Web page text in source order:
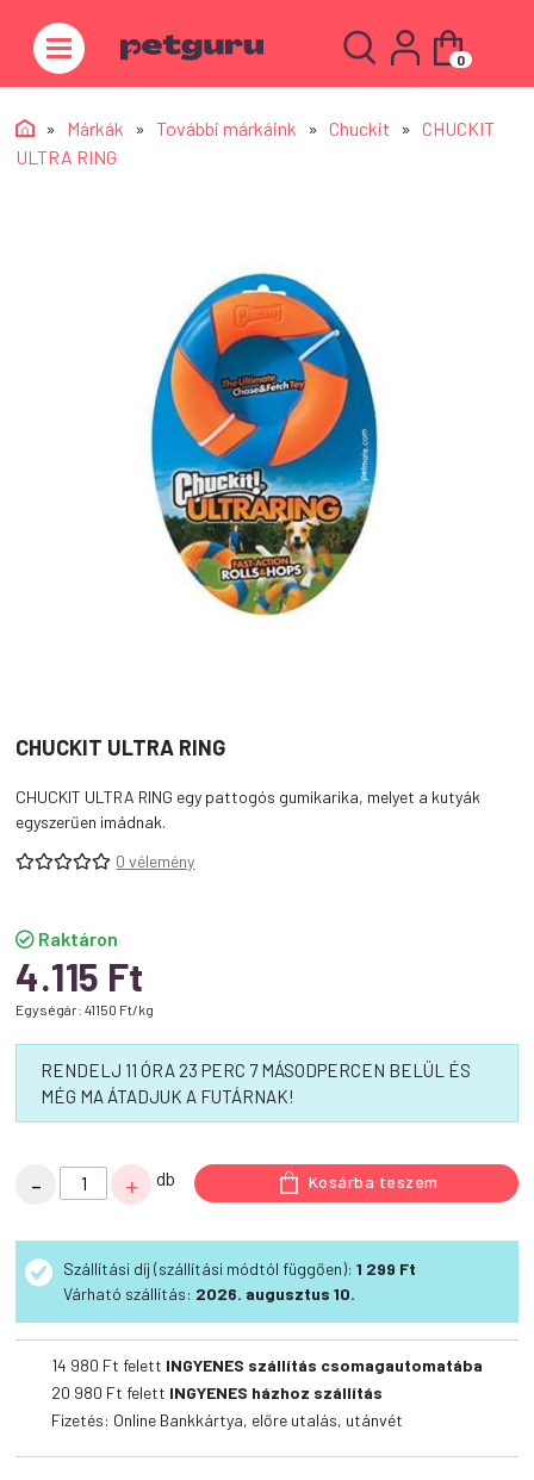
0
» Márkák » További márkáink » Chuckit » CHUCKIT
ULTRA RING
CHUCKIT ULTRA RING
CHUCKIT ULTRA RING egy pattogós gumikarika, melyet a kutyák
egyszerűen imádnak.
0 vélemény
Raktáron
4.115 Ft
Egységár: 41150 Ft/kg
RENDELJ 11 ÓRA 23 PERC 6 MÁSODPERCEN BELÜL ÉS
MÉG MA ÁTADJUK A FUTÁRNAK!
-
CHUCKIT
ULTRA
mennyiség
+ db Kosárba teszem
Szállítási díj (szállítási módtól függően): 1 299 Ft
Várható szállítás: 2026. augusztus 10.
14 980 Ft felett INGYENES szállítás csomagautomatába
20 980 Ft felett INGYENES házhoz szállítás
Fizetés: Online Bankkártya, előre utalás, utánvét